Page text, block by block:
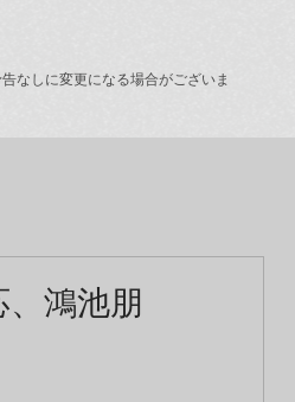
なしに変更になる場合がございま
鴻池朋